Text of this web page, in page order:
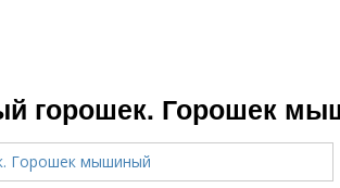
горошек. Горошек